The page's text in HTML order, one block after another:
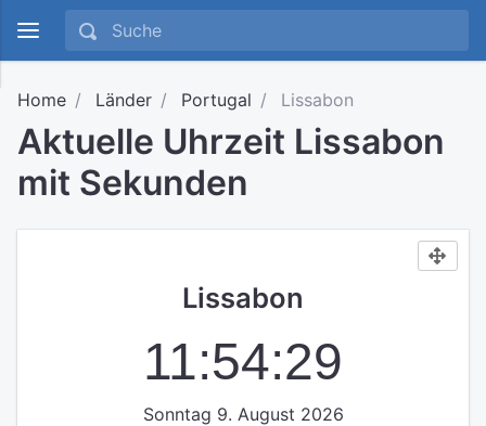
Home Länder Portugal Lissabon
Aktuelle Uhrzeit Lissabon
mit Sekunden
Lissabon
11:54:30
Sonntag 9. August 2026